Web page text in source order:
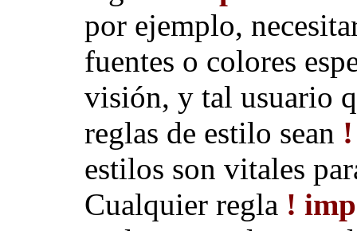
por ejemplo,
fuentes o colores
visión, y tal usuario
reglas de estilo sean
estilos son vitales
Cualquier regla !